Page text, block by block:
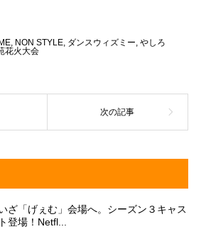
e
o
k
, NON STYLE, ダンスウィズミー やしろ
花火大会
ざ「げぇむ」会場へ。シーズン３キャス
ト登場！Netfl...